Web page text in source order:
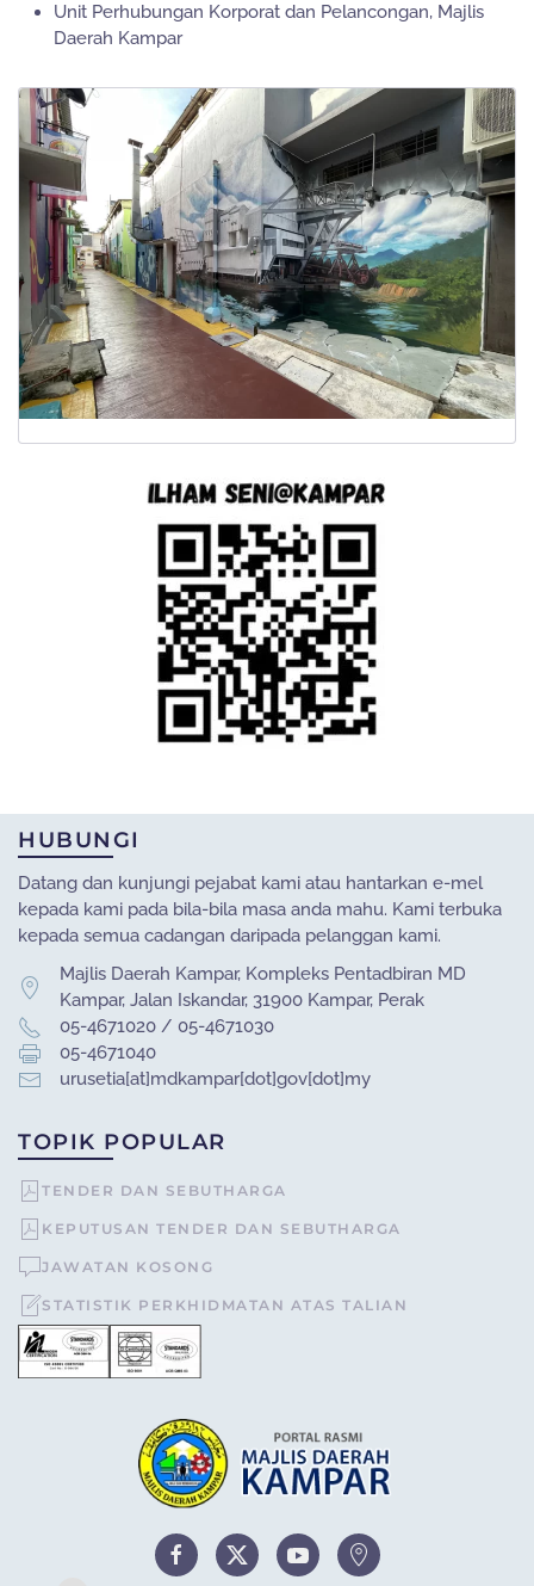
Unit Perhubungan Korporat dan Pelancongan, Majlis
Daerah Kampar
HUBUNGI
Datang dan kunjungi pejabat kami atau hantarkan e-mel
kepada kami pada bila-bila masa anda mahu. Kami terbuka
kepada semua cadangan daripada pelanggan kami.
Majlis Daerah Kampar, Kompleks Pentadbiran MD
Kampar, Jalan Iskandar, 31900 Kampar, Perak
05-4671020 / 05-4671030
05-4671040
urusetia[at]mdkampar[dot]gov[dot]my
TOPIK POPULAR
TENDER DAN SEBUTHARGA
KEPUTUSAN TENDER DAN SEBUTHARGA
JAWATAN KOSONG
STATISTIK PERKHIDMATAN ATAS TALIAN